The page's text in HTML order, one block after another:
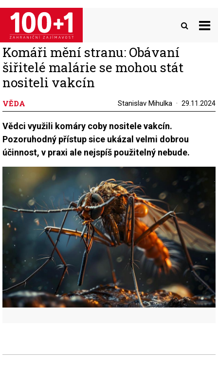
Přejít
hlavnímu
obsahu
Komáři mění stranu: Obávaní
šiřitelé malárie se mohou stát
nositeli vakcín
VĚDA Stanislav Mihulka 29.11.2024
Vědci využili komáry coby nositele vakcín.
Pozoruhodný přístup sice ukázal velmi dobrou
účinnost, v praxi ale nejspíš použitelný nebude.